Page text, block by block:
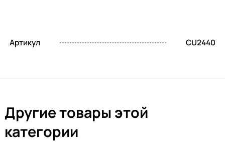
Артикул CU2440
Другие товары этой
категории